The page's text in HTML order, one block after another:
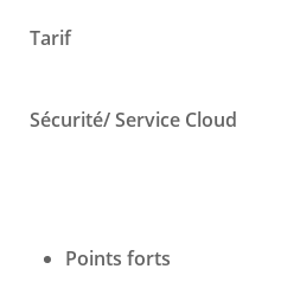
Tarif
Sécurité/ Service Cloud
Points forts